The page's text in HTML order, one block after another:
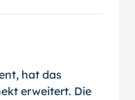
hat das
erweitert. Die